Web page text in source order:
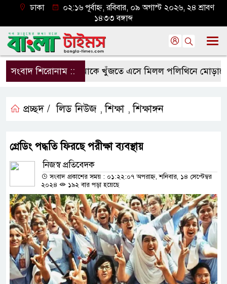
ঢাকা
০২:১৬ পূর্বাহ্ন, রবিবার, ০৯ অগাস্ট ২০২৬, ২৪ শ্রাবণ
১৪৩৩ বঙ্গাব্দ
সংবাদ শিরোনাম ::মাকে খুঁজতে এসে মিলল পলিথিনে মোড়ানো
প্রচ্ছদ / লিড নিউজ ,শিক্ষা ,শিক্ষাঙ্গন
গ্রেডিং পদ্ধতি ফিরছে পরীক্ষা ব্যবস্থায়
নিজস্ব প্রতিবেদক
সংবাদ প্রকাশের সময় : ০১:২২:০৭ অপরাহ্ন, শনিবার, ১৪ সেপ্টেম্বর
২০২৪
১৯২ বার পড়া হয়েছে